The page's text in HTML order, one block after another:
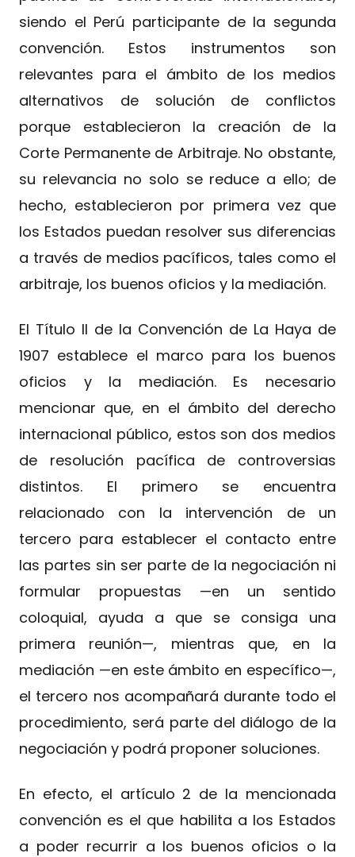
siendo el Perú participante de la segunda
convención. Estos instrumentos son
relevantes para el ámbito de los medios
alternativos de solución de conflictos
porque establecieron la creación de la
Corte Permanente de Arbitraje. No obstante,
su relevancia no solo se reduce a ello; de
hecho, establecieron por primera vez que
los Estados puedan resolver sus diferencias
a través de medios pacíficos, tales como el
arbitraje, los buenos oficios y la mediación.
El Título II de la Convención de La Haya de
1907 establece el marco para los buenos
oficios y la mediación. Es necesario
mencionar que, en el ámbito del derecho
internacional público, estos son dos medios
de resolución pacífica de controversias
distintos. El primero se encuentra
relacionado con la intervención de un
tercero para establecer el contacto entre
las partes sin ser parte de la negociación ni
formular propuestas —en un sentido
coloquial, ayuda a que se consiga una
primera reunión—, mientras que, en la
mediación —en este ámbito en específico—,
el tercero nos acompañará durante todo el
procedimiento, será parte del diálogo de la
negociación y podrá proponer soluciones.
En efecto, el artículo 2 de la mencionada
convención es el que habilita a los Estados
a poder recurrir a los buenos oficios o la